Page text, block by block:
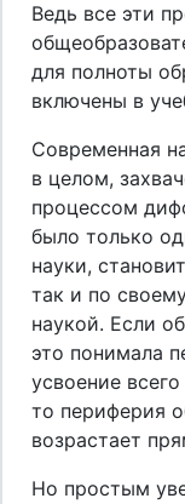
Ведь все эти
для полноты
включены в
Современная
в целом,
процессом
было только
науки,
так и по
наукой. Если
это понимала
усвоение
то периферия
возрастает
Но простым